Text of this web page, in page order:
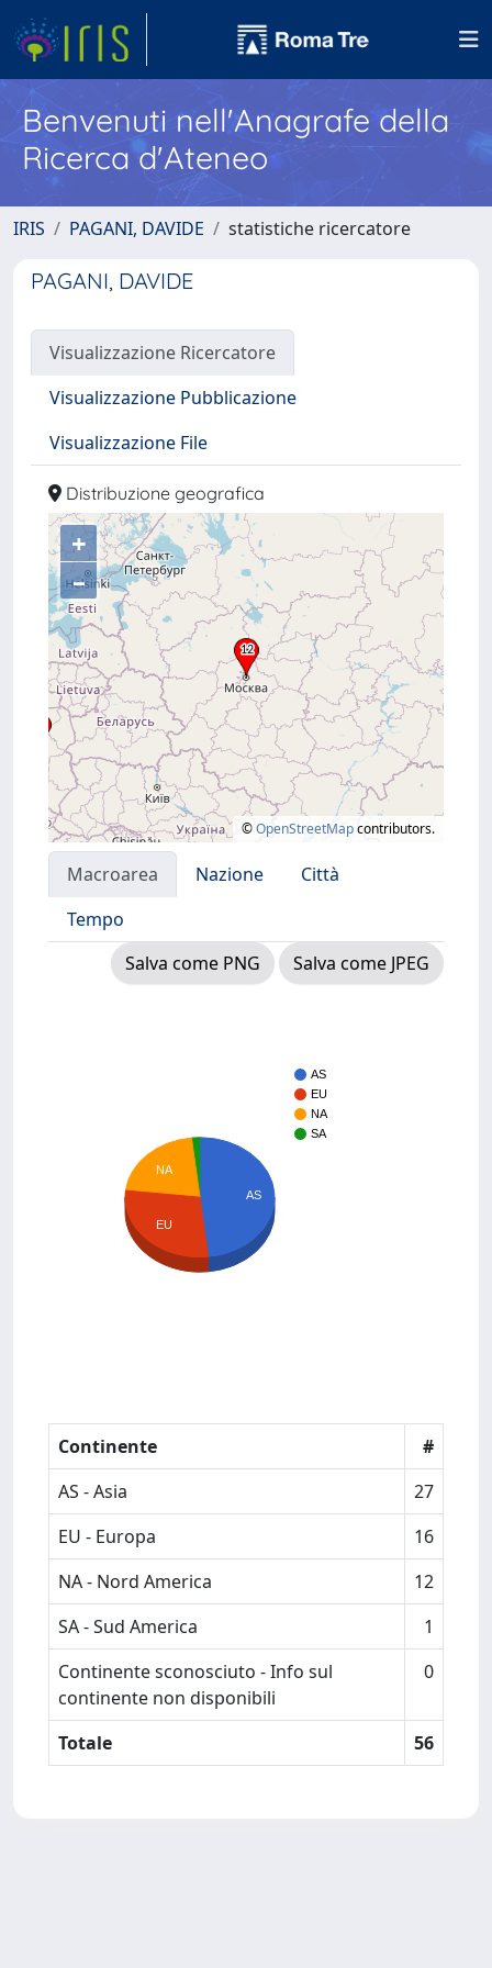
Benvenuti nell'Anagrafe della
Ricerca d'Ateneo
IRIS PAGANI, DAVIDE statistiche ricercatore
PAGANI, DAVIDE
Visualizzazione Ricercatore
Visualizzazione Pubblicazione
Visualizzazione File
Distribuzione geografica
+
–
©OpenStreetMapcontributors.
Macroarea Nazione
Città
Tempo
Salva come PNG
Salva come JPEG
AS
EU
NA
SA
AS
NA
EU
Continente
#
AS - Asia
27
EU - Europa
16
NA - Nord America
12
SA - Sud America
1
Continente sconosciuto - Info sul
continente non disponibili
0
Totale 56